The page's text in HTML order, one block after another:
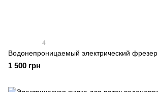
4
Водонепроницаемый электрический фрезер
1 500 грн